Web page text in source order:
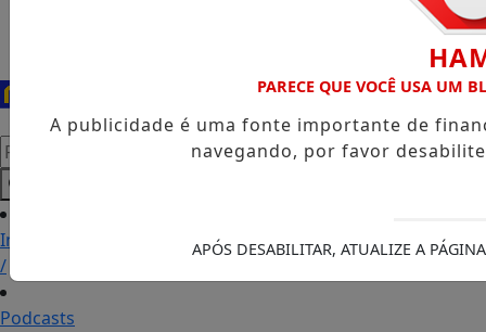
Pesquisar Notícia
Início
/
Podcasts
PARECE QUE VOCÊ USA UM
A publicidade é uma fonte importante de
navegando, por favor
APÓS DESABILITAR, ATUALIZE A